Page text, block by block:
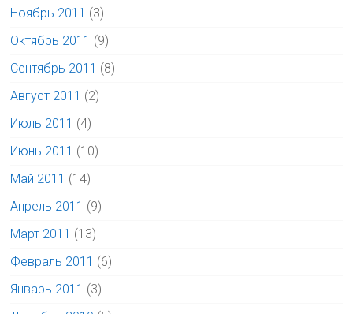
Ноябрь 2011 (3)
Октябрь 2011 (9)
Сентябрь 2011 (8)
Август 2011 (2)
Июль 2011 (4)
Июнь 2011 (10)
Май 2011 (14)
Апрель 2011 (9)
Март 2011 (13)
Февраль 2011 (6)
Январь 2011 (3)